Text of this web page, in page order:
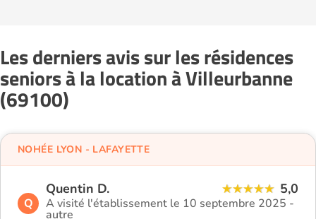
Les derniers avis sur les résidences
seniors à la location à Villeurbanne
(69100)
Q
Quentin D. 5,0
A visité l'établissement le 10 septembre 2025 -
autre
NOHÉE LYON - LAFAYETTE